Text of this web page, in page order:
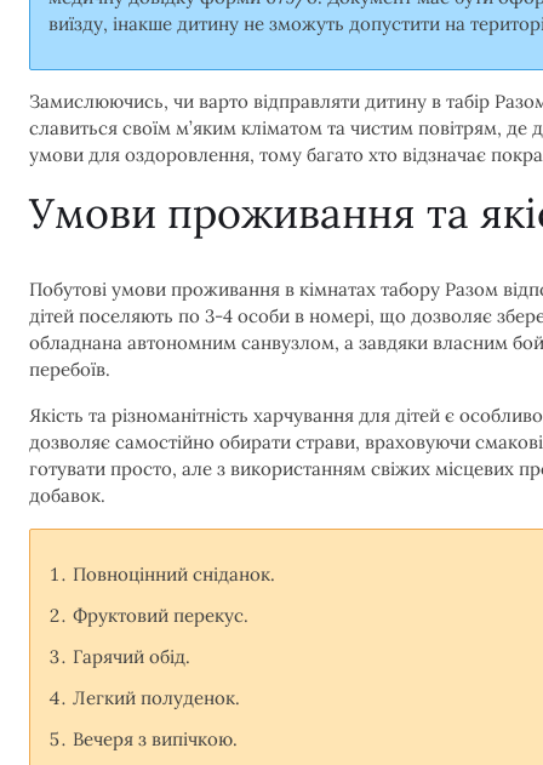
виїзду, інакше дитину не зможуть допустити на
Замислюючись, чи варто відправляти дитину в табір
славиться своїм м’яким кліматом та чистим повітрям,
умови для оздоровлення, тому багато хто відзначає
Умови проживання та
Побутові умови проживання в кімнатах табору Разом
дітей поселяють по 3-4 особи в номері, що дозволяє
обладнана автономним санвузлом, а завдяки власним
перебоїв.
Якість та різноманітність харчування для дітей є
дозволяє самостійно обирати страви, враховуючи
готувати просто, але з використанням свіжих місцевих
добавок.
Повноцінний сніданок.
Фруктовий перекус.
Гарячий обід.
Легкий полуденок.
Вечеря з випічкою.